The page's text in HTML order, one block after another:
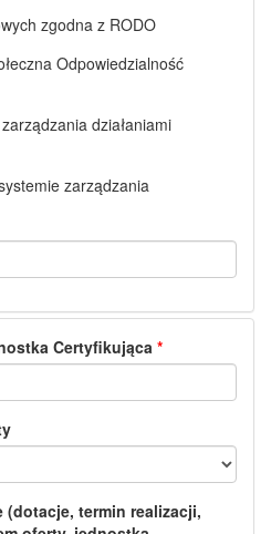
zgodna z RODO
Odpowiedzialność
działaniami
zarządzania
Certyfikująca
termin realizacji,